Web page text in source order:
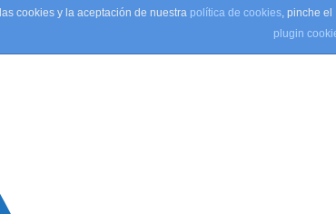
cookies y la aceptación de nuestra política de cookies, pinche el
plugin